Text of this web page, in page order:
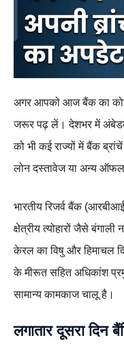
अगर आपको आज बैंक का कोई
जरूर पढ़ लें। देशभर में
को भी कई राज्यों में बैंक
लोन दस्तावेज या अन्य
भारतीय रिजर्व बैंक
क्षेत्रीय त्योहारों जैसे बंगाली
केरल का विषु और हिमाचल
के मीरूत सहित अधिकांश
सामान्य कामकाज चालू है।
लगातार दूसरा दिन